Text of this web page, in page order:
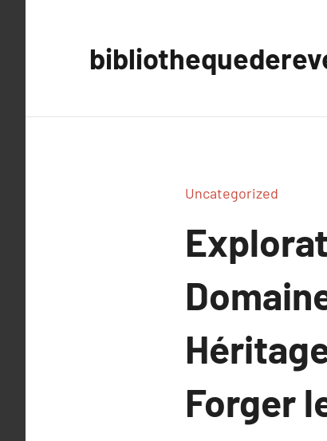
Uncategorized
Forger